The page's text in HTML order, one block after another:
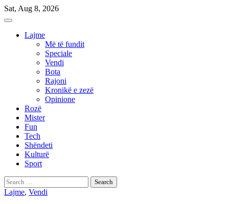
Skip
to
Sat, Aug 8, 2026
Lajme
Më të fundit
Speciale
Vendi
Bota
Rajoni
Kronikë e zezë
Opinione
Rozë
Mister
Fun
Tech
Shëndeti
Kulturë
Sport
Search
for:
Lajme, Vendi